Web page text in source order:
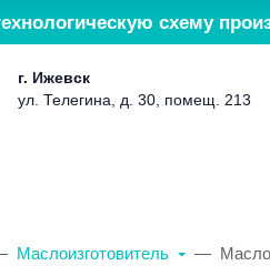
схему
г. Ижевск
ул. Телегина, д. 30, помещ. 213
Маслоизготовитель